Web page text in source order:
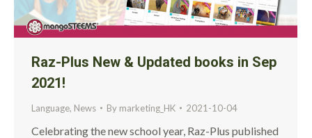
Raz-Plus New & Updated books in Sep
2021!
Language, News By marketing_HK 2021-10-04
Celebrating the new school year, Raz-Plus published